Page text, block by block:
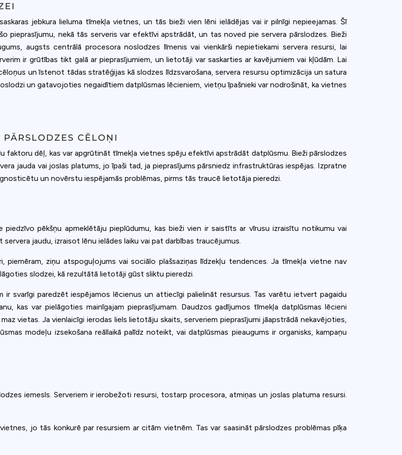
jebkura lieluma tīmekļa vietnes, un tās bieži vien lēni ielādējas vai ir pilnīgi nepieejamas. Šī
pieprasījumu, nekā tās serveris var efektīvi apstrādāt, un tas noved pie servera pārslodzes. Bieži
augsts centrālā procesora noslodzes līmenis vai vienkārši nepietiekami servera resursi, lai
ir grūtības tikt galā ar pieprasījumiem, un lietotāji var saskarties ar kavējumiem vai kļūdām. Lai
un īstenot tādas stratēģijas kā slodzes līdzsvarošana, servera resursu optimizācija un satura
un gatavojoties negaidītiem datplūsmas lēcieniem, vietņu īpašnieki var nodrošināt, ka vietnes
CĒLOŅI
faktoru dēļ, kas var apgrūtināt tīmekļa vietnes spēju efektīvi apstrādāt datplūsmu. Bieži pārslodzes
jauda vai joslas platums, jo īpaši tad, ja pieprasījums pārsniedz infrastruktūras iespējas. Izpratne
un novērstu iespējamās problēmas, pirms tās traucē lietotāja pieredzi.
pēkšņu apmeklētāju pieplūdumu, kas bieži vien ir saistīts ar vīrusu izraisītu notikumu vai
jaudu, izraisot lēnu ielādes laiku vai pat darbības traucējumus.
piemēram, ziņu atspoguļojums vai sociālo plašsaziņas līdzekļu tendences. Ja tīmekļa vietne nav
slodzei, kā rezultātā lietotāji gūst sliktu pieredzi.
ir svarīgi paredzēt iespējamos lēcienus un attiecīgi palielināt resursus. Tas varētu ietvert pagaidu
kas var pielāgoties mainīgajam pieprasījumam. Daudzos gadījumos tīmekļa datplūsmas lēcieni
vietas. Ja vienlaicīgi ierodas liels lietotāju skaits, serveriem pieprasījumi jāapstrādā nekavējoties,
modeļu izsekošana reāllaikā palīdz noteikt, vai datplūsmas pieaugums ir organisks, kampaņu
iemesls. Serveriem ir ierobežoti resursi, tostarp procesora, atmiņas un joslas platuma resursi.
jo tās konkurē par resursiem ar citām vietnēm. Tas var saasināt pārslodzes problēmas pīķa
or use settings to manage categories individually.
Settings Accept